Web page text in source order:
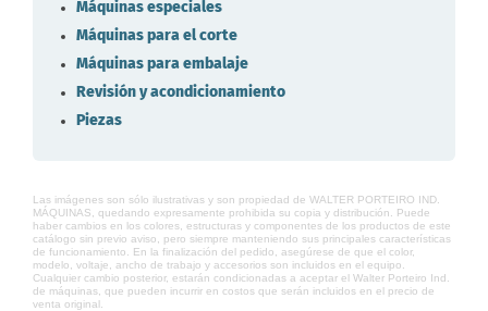
Máquinas especiales
Máquinas para el corte
Máquinas para embalaje
Revisión y acondicionamiento
Piezas
Las imágenes son sólo ilustrativas y son propiedad de WALTER PORTEIRO IND.
MÁQUINAS, quedando expresamente prohibida su copia y distribución. Puede
haber cambios en los colores, estructuras y componentes de los productos de este
catálogo sin previo aviso, pero siempre manteniendo sus principales características
de funcionamiento. En la finalización del pedido, asegúrese de que el color,
modelo, voltaje, ancho de trabajo y accesorios son incluidos en el equipo.
Cualquier cambio posterior, estarán condicionadas a aceptar el Walter Porteiro Ind.
de máquinas, que pueden incurrir en costos que serán incluidos en el precio de
venta original.